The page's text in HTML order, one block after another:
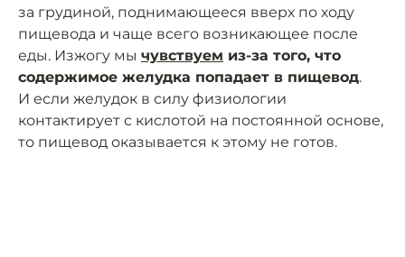
за грудиной, поднимающееся вверх по ходу
пищевода и чаще всего возникающее после
еды. Изжогу мы чувствуем из-за того, что
содержимое желудка попадает в пищевод.
И если желудок в силу физиологии
контактирует с кислотой на постоянной основе,
то пищевод оказывается к этому не готов.